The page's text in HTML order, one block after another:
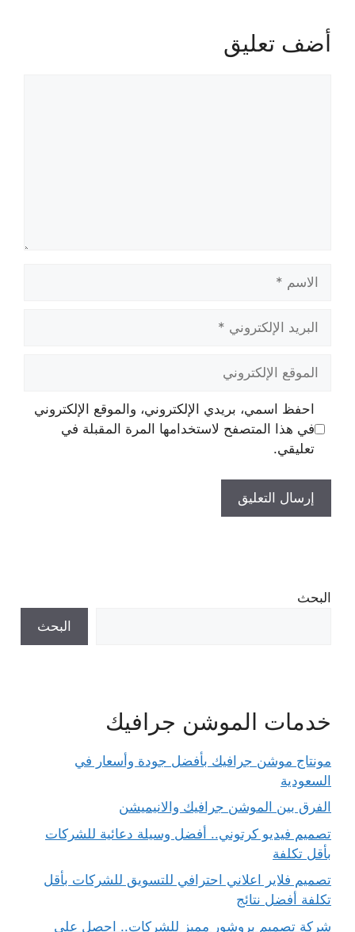
أضف تعليق
الاسم
البريد
الإلكتروني
الموقع
الإلكتروني
احفظ اسمي، بريدي الإلكتروني، والموقع الإلكتروني
في هذا المتصفح لاستخدامها المرة المقبلة في
تعليقي.
البحث
البحث
خدمات الموشن جرافيك
مونتاج موشن جرافيك بأفضل جودة وأسعار في
السعودية
الفرق بين الموشن جرافيك والانيميشن
تصميم فيديو كرتوني.. أفضل وسيلة دعائية للشركات
بأقل تكلفة
تصميم فلاير اعلاني احترافي للتسويق للشركات بأقل
تكلفة أفضل نتائج
شركة تصميم بروشور مميز للشركات.. احصل على